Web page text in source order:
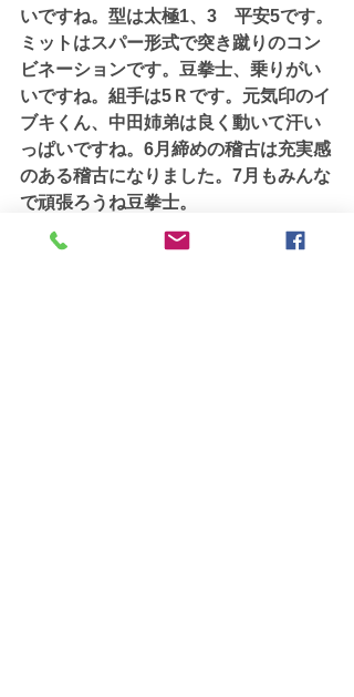
いですね。型は太極1、3　平安5です。
ミットはスパー形式で突き蹴りのコン
ビネーションです。豆拳士、乗りがい
いですね。組手は5Ｒです。元気印のイ
ブキくん、中田姉弟は良く動いて汗い
っぱいですね。6月締めの稽古は充実感
のある稽古になりました。7月もみんな
で頑張ろうね豆拳士。